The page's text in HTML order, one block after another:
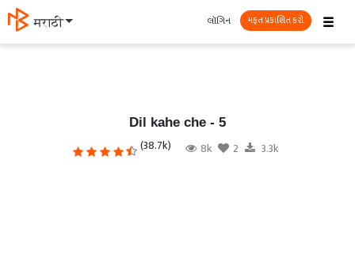
मराठी ☰
લૉગિન મફત પ્રકાશિત કરો
Dil kahe che - 5
(38.7k) 8k 2 3.3k